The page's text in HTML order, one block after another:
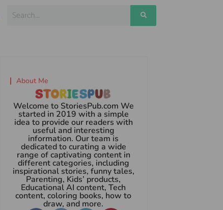
About Me
Welcome to StoriesPub.com We
started in 2019 with a simple
idea to provide our readers with
useful and interesting
information. Our team is
dedicated to curating a wide
range of captivating content in
different categories, including
inspirational stories, funny tales,
Parenting, Kids’ products,
Educational AI content, Tech
content, coloring books, how to
draw, and more.